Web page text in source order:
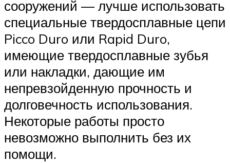
сооружений — лучше использовать
специальные твердосплавные цепи
Picco Duro или Rapid Duro,
имеющие твердосплавные зубья
или накладки, дающие им
непревзойденную прочность и
долговечность использования.
Некоторые работы просто
невозможно выполнить без их
помощи.